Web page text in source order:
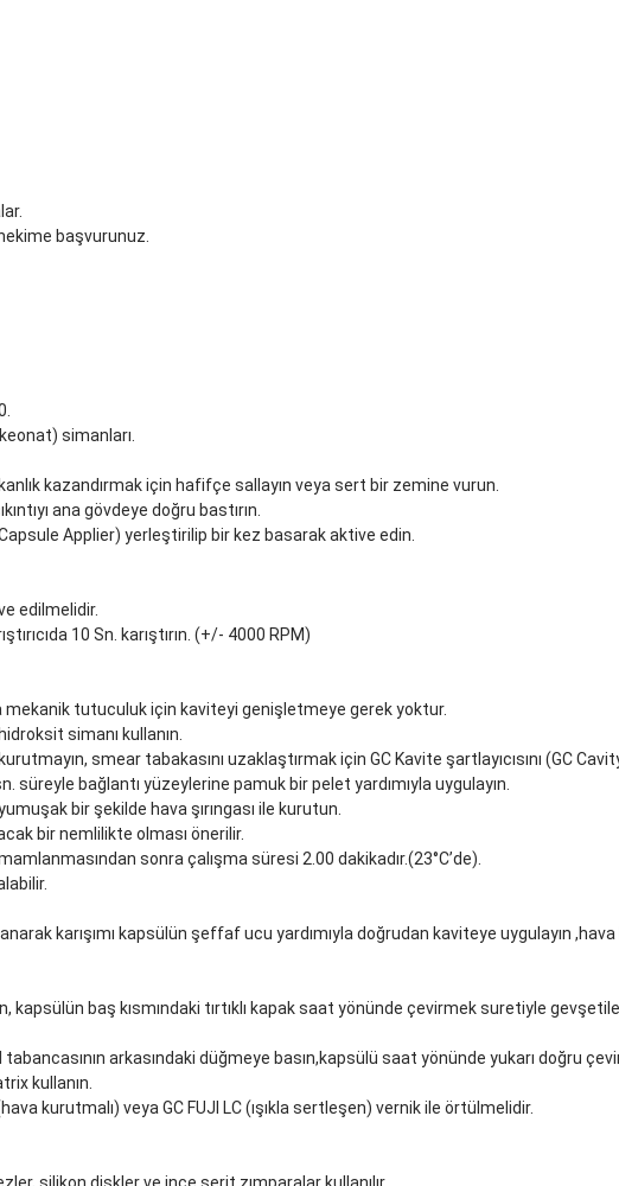
başvurunuz.
simanları.
kazandırmak için hafifçe sallayın veya sert bir zemine vurun.
ana gövdeye doğru bastırın.
Applier) yerleştirilip bir kez basarak aktive edin.
edilmelidir.
10 Sn. karıştırın. (+/- 4000 RPM)
mekanik tutuculuk için kaviteyi genişletmeye gerek yoktur.
simanı kullanın.
smear tabakasını uzaklaştırmak için GC Kavite şartlayıcısını (GC
süreyle bağlantı yüzeylerine pamuk bir pelet yardımıyla uygulayın.
bir şekilde hava şırıngası ile kurutun.
bir nemlilikte olması önerilir.
sonra çalışma süresi 2.00 dakikadır.(23°C’de).
karışımı kapsülün şeffaf ucu yardımıyla doğrudan kaviteye uygulayın
baş kısmındaki tırtıklı kapak saat yönünde çevirmek suretiyle
arkasındaki düğmeye basın,kapsülü saat yönünde yukarı doğru
kullanın.
kurutmalı) veya GC FUJI LC (ışıkla sertleşen) vernik ile örtülmelidir.
silikon diskler ve ince şerit zımparalar kullanılır.